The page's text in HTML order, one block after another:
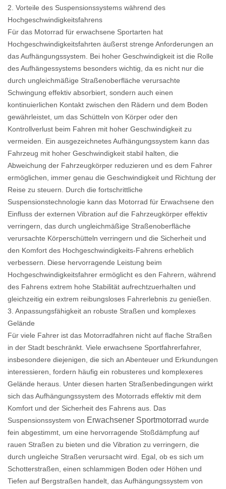
2. Vorteile des Suspensionssystems während des
Hochgeschwindigkeitsfahrens
Für das Motorrad für erwachsene Sportarten hat
Hochgeschwindigkeitsfahrten äußerst strenge Anforderungen an
das Aufhängungssystem. Bei hoher Geschwindigkeit ist die Rolle
des Aufhängessystems besonders wichtig, da es nicht nur die
durch ungleichmäßige Straßenoberfläche verursachte
Schwingung effektiv absorbiert, sondern auch einen
kontinuierlichen Kontakt zwischen den Rädern und dem Boden
gewährleistet, um das Schütteln von Körper oder den
Kontrollverlust beim Fahren mit hoher Geschwindigkeit zu
vermeiden. Ein ausgezeichnetes Aufhängungssystem kann das
Fahrzeug mit hoher Geschwindigkeit stabil halten, die
Abweichung der Fahrzeugkörper reduzieren und es dem Fahrer
ermöglichen, immer genau die Geschwindigkeit und Richtung der
Reise zu steuern. Durch die fortschrittliche
Suspensionstechnologie kann das Motorrad für Erwachsene den
Einfluss der externen Vibration auf die Fahrzeugkörper effektiv
verringern, das durch ungleichmäßige Straßenoberfläche
verursachte Körperschütteln verringern und die Sicherheit und
den Komfort des Hochgeschwindigkeits-Fahrens erheblich
verbessern. Diese hervorragende Leistung beim
Hochgeschwindigkeitsfahrer ermöglicht es den Fahrern, während
des Fahrens extrem hohe Stabilität aufrechtzuerhalten und
gleichzeitig ein extrem reibungsloses Fahrerlebnis zu genießen.
3. Anpassungsfähigkeit an robuste Straßen und komplexes
Gelände
Für viele Fahrer ist das Motorradfahren nicht auf flache Straßen
in der Stadt beschränkt. Viele erwachsene Sportfahrerfahrer,
insbesondere diejenigen, die sich an Abenteuer und Erkundungen
interessieren, fordern häufig ein robusteres und komplexeres
Gelände heraus. Unter diesen harten Straßenbedingungen wirkt
sich das Aufhängungssystem des Motorrads effektiv mit dem
Komfort und der Sicherheit des Fahrens aus. Das
Suspensionssystem von Erwachsener Sportmotorrad wurde
fein abgestimmt, um eine hervorragende Stoßdämpfung auf
rauen Straßen zu bieten und die Vibration zu verringern, die
durch ungleiche Straßen verursacht wird. Egal, ob es sich um
Schotterstraßen, einen schlammigen Boden oder Höhen und
Tiefen auf Bergstraßen handelt, das Aufhängungssystem von